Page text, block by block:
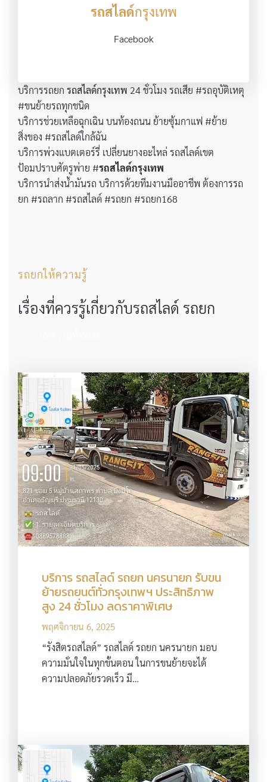
รถสไลด์กรุงเทพ
Facebook
บริการรถยก รถสไลด์กรุงเทพ 24 ชั่วโมง รถเสีย #รถอุบัติเหตุ
#ขนย้ายรถทุกชนิด
บริการช่วยเหลือฉุกเฉิน บนท้องถนน ย้ายซุ้มกาแฟ #ย้าย
สิ่งของ #รถสไลด์ใกล้ฉัน
บริการพ่วงแบตเตอร์รี่ เปลี่ยนยางอะไหล่ รถสไลด์เขต
ป้อมปราบศัตรูพ่าย #รถสไลด์กรุงเทพ
บริการนำส่งน้ำมันรถ บริการด้วยทีมงานมืออาชีพ ต้องการรถ
ยก #รถลาก #รถสไลด์ #รถยก #รถยก168
รถยกให้ความรู้
เรื่องที่ควรรู้เกี่ยวกับรถสไลด์ รถยก
บริการ รถสไลด์ รถยก นครนายก รับขน
ย้ายรถยนต์ทั่วกรุงเทพฯ ประสิทธิภาพ
สูง 24 ชั่วโมง ลดราคาพิเศษ
พฤศจิกายน 6, 2025
“รังสิตรถสไลด์” รถสไลด์ รถยก นครนายก มอบ
ความมั่นใจในทุกขั้นตอน ในการขนย้ายจะได้
ความปลอดภัยรวดเร็ว มี…